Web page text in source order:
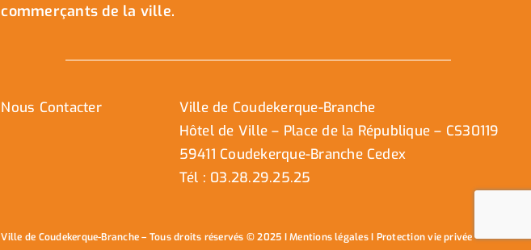
commerçants de la ville.
Nous Contacter
Ville de Coudekerque-Branche
Hôtel de Ville – Place de la République – CS30119
59411 Coudekerque-Branche Cedex
Tél : 03.28.29.25.25
Ville de Coudekerque-Branche – Tous droits réservés © 2025 IMentions légalesI Protection vie privée